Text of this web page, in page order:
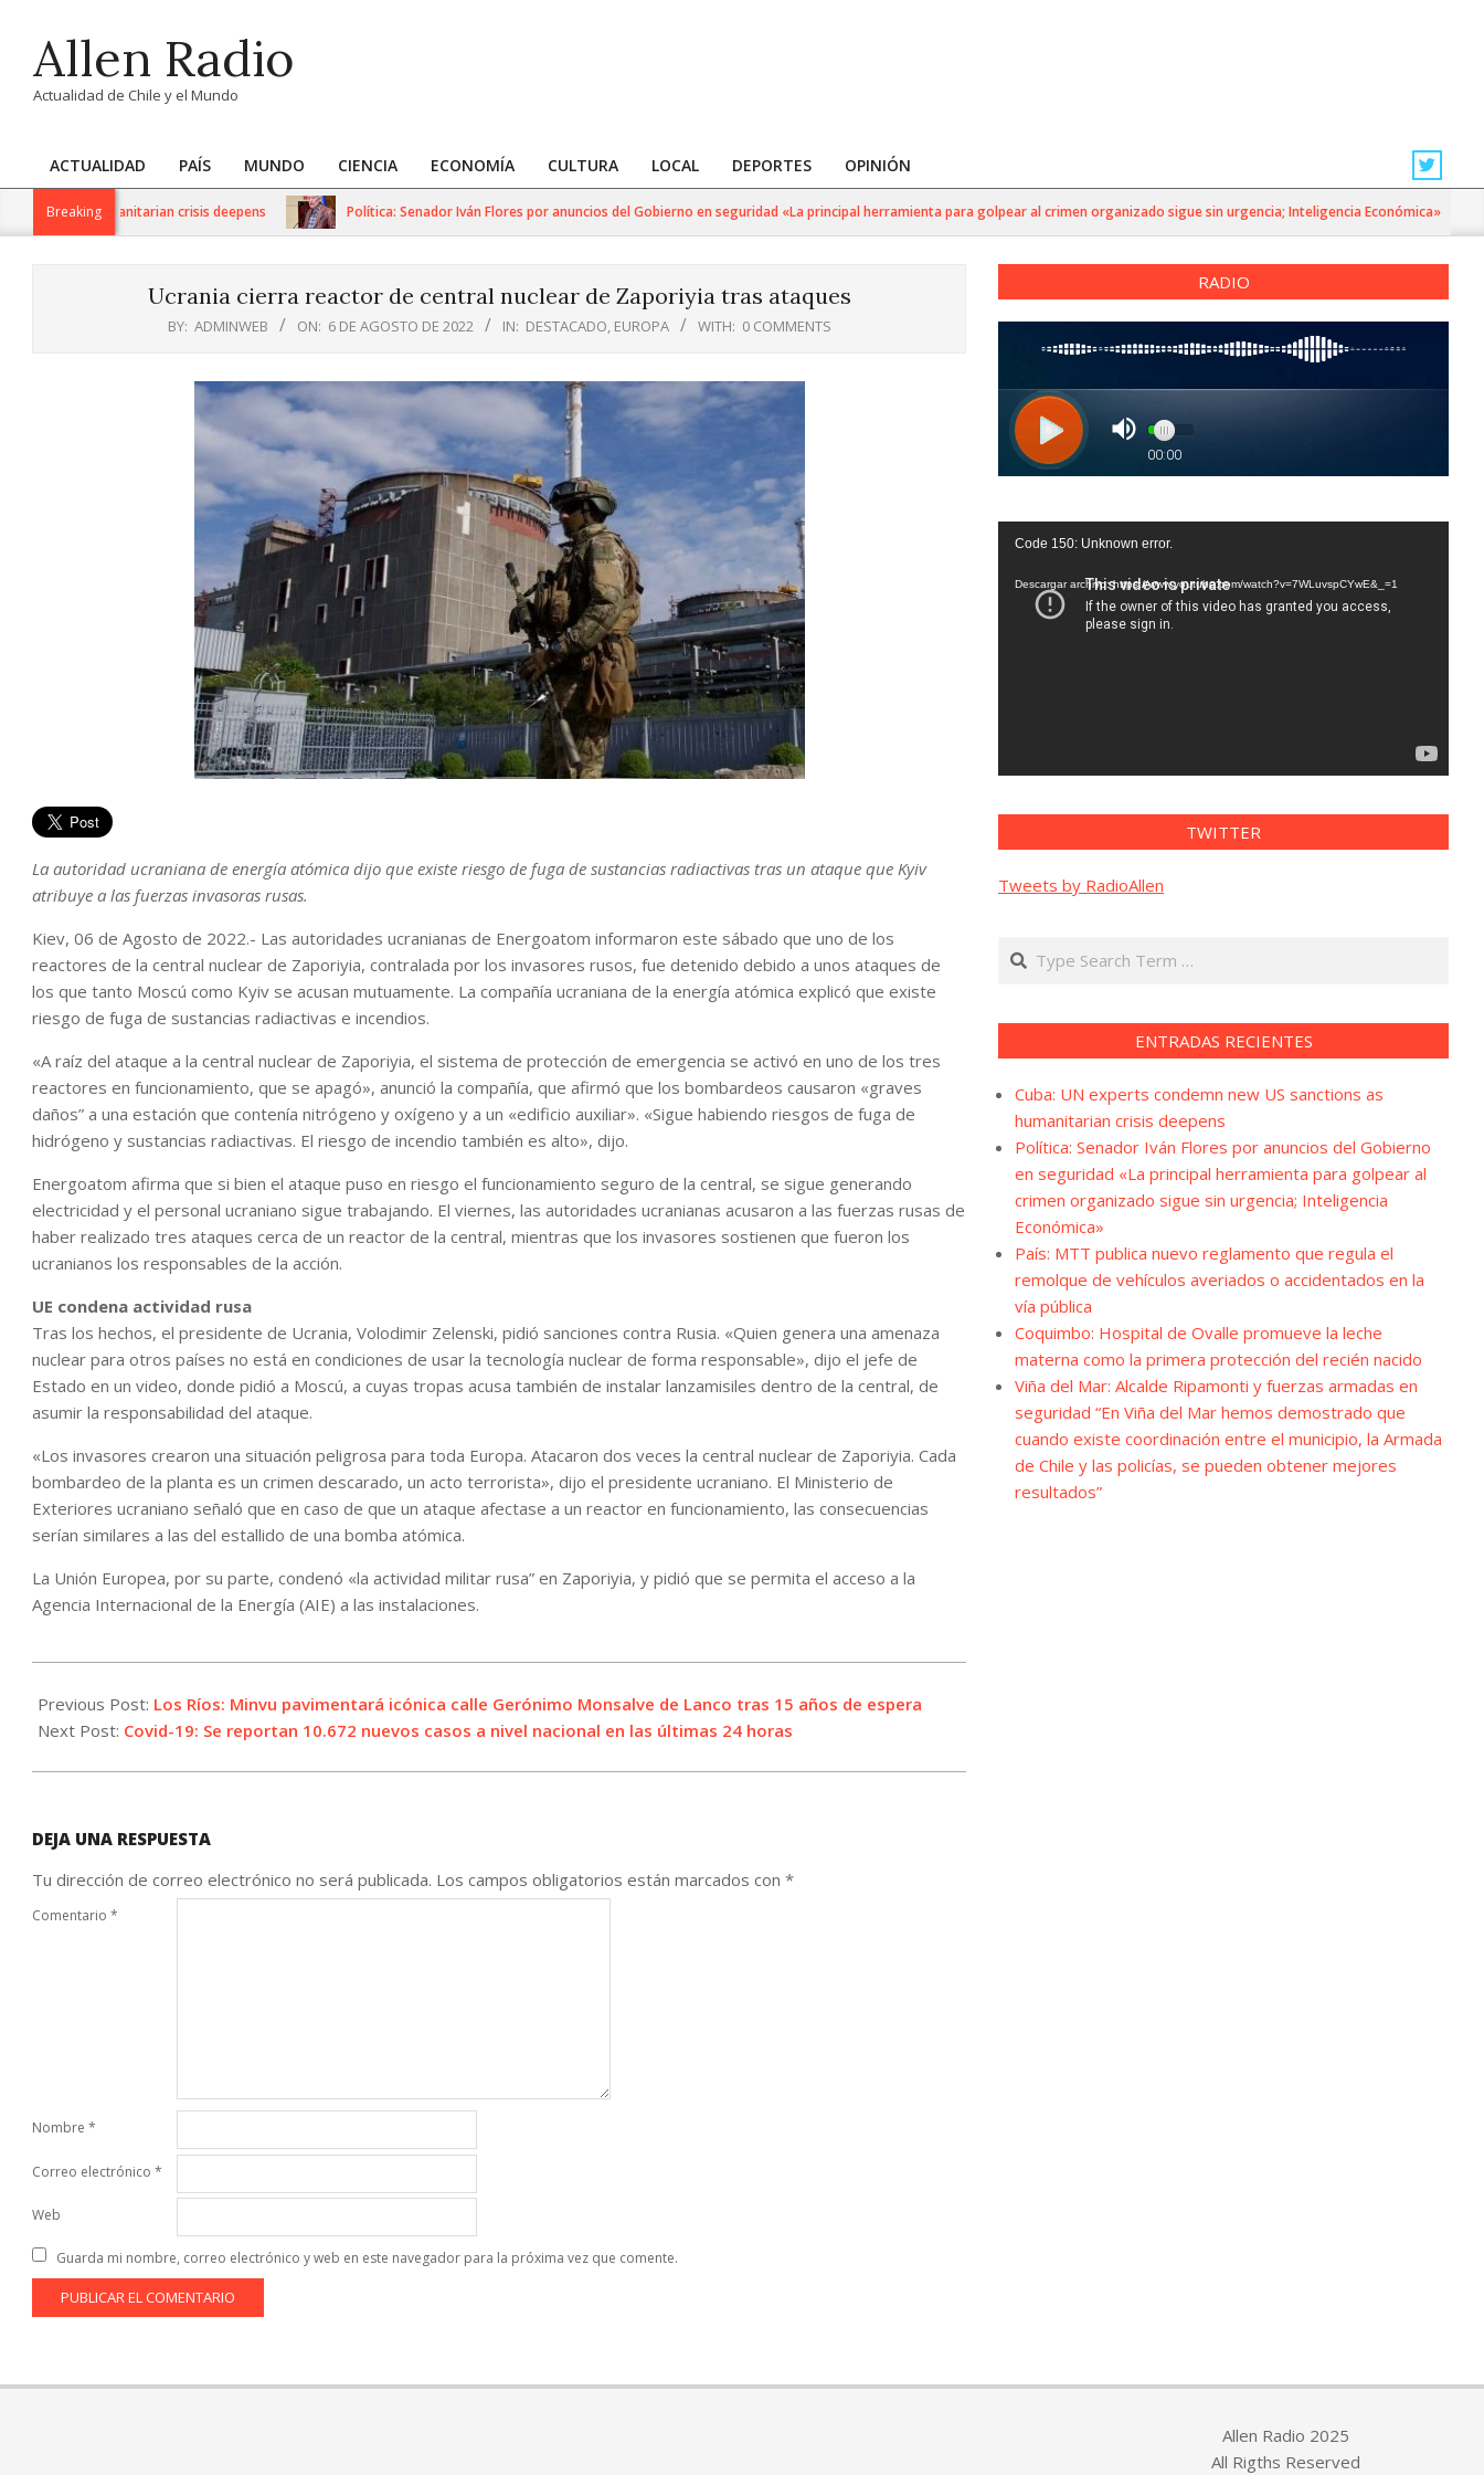
contentAllen Radio
Actualidad de Chile y el Mundo
Primary
Navigation
ACTUALIDAD PAÍS MUNDO CIENCIA ECONOMÍA CULTURA LOCAL DEPORTES OPINIÓN
Breaking
as humanitarian crisis deepens Política: Senador Iván Flores por anuncios del Gobierno en seguridad «La principal herramienta para golpear al crimen organizado sigue sin urgencia; Inteligencia Económica»
Ucrania cierra reactor de central nuclear de Zaporiyia tras ataques
BY: ADMINWEB ON: 6 DE AGOSTO DE 2022 IN: DESTACADO, EUROPA WITH: 0 COMMENTS
La autoridad ucraniana de energía atómica dijo que existe riesgo de fuga de sustancias radiactivas tras un ataque que Kyiv
atribuye a las fuerzas invasoras rusas.
Kiev, 06 de Agosto de 2022.- Las autoridades ucranianas de Energoatom informaron este sábado que uno de los
reactores de la central nuclear de Zaporiyia, contralada por los invasores rusos, fue detenido debido a unos ataques de
los que tanto Moscú como Kyiv se acusan mutuamente. La compañía ucraniana de la energía atómica explicó que existe
riesgo de fuga de sustancias radiactivas e incendios.
«A raíz del ataque a la central nuclear de Zaporiyia, el sistema de protección de emergencia se activó en uno de los tres
reactores en funcionamiento, que se apagó», anunció la compañía, que afirmó que los bombardeos causaron «graves
daños” a una estación que contenía nitrógeno y oxígeno y a un «edificio auxiliar». «Sigue habiendo riesgos de fuga de
hidrógeno y sustancias radiactivas. El riesgo de incendio también es alto», dijo.
Energoatom afirma que si bien el ataque puso en riesgo el funcionamiento seguro de la central, se sigue generando
electricidad y el personal ucraniano sigue trabajando. El viernes, las autoridades ucranianas acusaron a las fuerzas rusas de
haber realizado tres ataques cerca de un reactor de la central, mientras que los invasores sostienen que fueron los
ucranianos los responsables de la acción.
UE condena actividad rusa
Tras los hechos, el presidente de Ucrania, Volodimir Zelenski, pidió sanciones contra Rusia. «Quien genera una amenaza
nuclear para otros países no está en condiciones de usar la tecnología nuclear de forma responsable», dijo el jefe de
Estado en un video, donde pidió a Moscú, a cuyas tropas acusa también de instalar lanzamisiles dentro de la central, de
asumir la responsabilidad del ataque.
«Los invasores crearon una situación peligrosa para toda Europa. Atacaron dos veces la central nuclear de Zaporiyia. Cada
bombardeo de la planta es un crimen descarado, un acto terrorista», dijo el presidente ucraniano. El Ministerio de
Exteriores ucraniano señaló que en caso de que un ataque afectase a un reactor en funcionamiento, las consecuencias
serían similares a las del estallido de una bomba atómica.
La Unión Europea, por su parte, condenó «la actividad militar rusa” en Zaporiyia, y pidió que se permita el acceso a la
Agencia Internacional de la Energía (AIE) a las instalaciones.
08-
06
Previous Post: Los Ríos: Minvu pavimentará icónica calle Gerónimo Monsalve de Lanco tras 15 años de espera
Next Post: Covid-19: Se reportan 10.672 nuevos casos a nivel nacional en las últimas 24 horas
DEJA UNA RESPUESTA
Tu dirección de correo electrónico no será publicada. Los campos obligatorios están marcados con *
Comentario *
Nombre *
Correo electrónico *
Web
Guarda mi nombre, correo electrónico y web en este navegador para la próxima vez que comente.
RADIO
Reproductor
vídeo
Code 150: Unknown error.
Descargar archivo: https://www.youtube.com/watch?v=7WLuvspCYwE&_=1
TWITTER
Tweets by RadioAllen
Search
ENTRADAS RECIENTES
Cuba: UN experts condemn new US sanctions as
humanitarian crisis deepens
Política: Senador Iván Flores por anuncios del Gobierno
en seguridad «La principal herramienta para golpear al
crimen organizado sigue sin urgencia; Inteligencia
Económica»
País: MTT publica nuevo reglamento que regula el
remolque de vehículos averiados o accidentados en la
vía pública
Coquimbo: Hospital de Ovalle promueve la leche
materna como la primera protección del recién nacido
Viña del Mar: Alcalde Ripamonti y fuerzas armadas en
seguridad “En Viña del Mar hemos demostrado que
cuando existe coordinación entre el municipio, la Armada
de Chile y las policías, se pueden obtener mejores
resultados”
Allen Radio 2025
All Rigths Reserved